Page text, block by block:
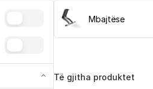
Mbajtëse
Të gjitha produktet